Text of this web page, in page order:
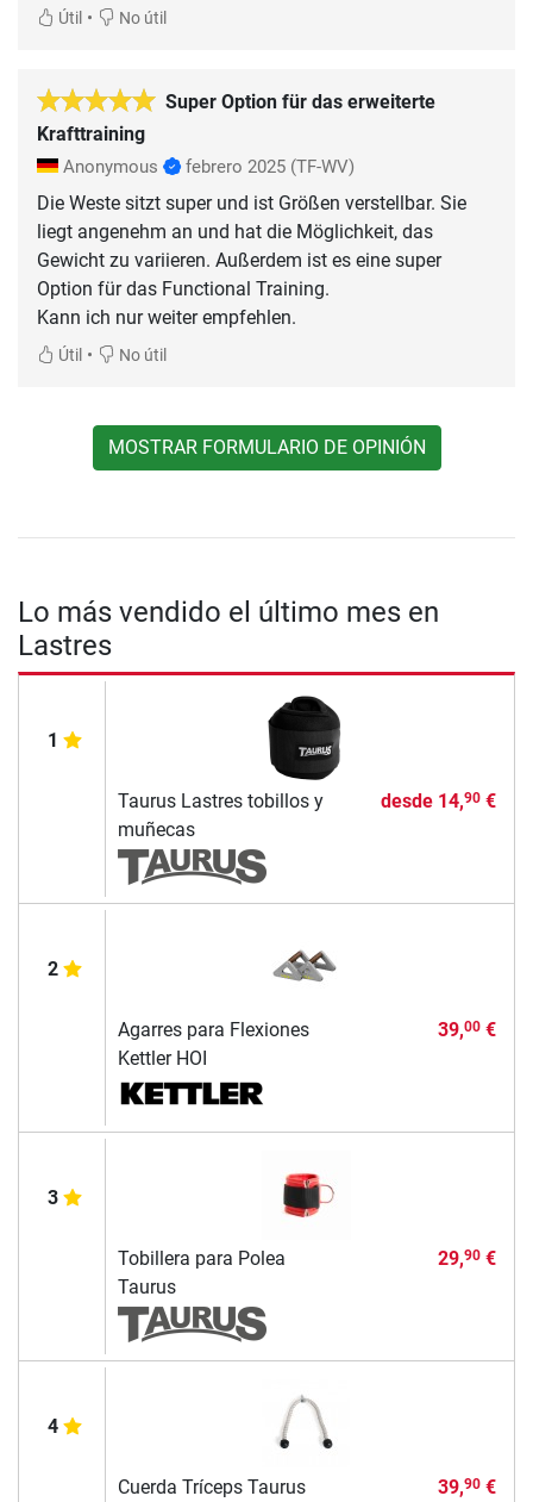
Útil • No útil
Super Option für das erweiterte
Krafttraining
Anonymous febrero 2025 (TF-WV)
Die Weste sitzt super und ist Größen verstellbar. Sie
liegt angenehm an und hat die Möglichkeit, das
Gewicht zu variieren. Außerdem ist es eine super
Option für das Functional Training.
Kann ich nur weiter empfehlen.
Útil • No útil
MOSTRAR FORMULARIO DE OPINIÓN
Lo más vendido el último mes en
Lastres
1
Taurus Lastres tobillos y
muñecas
desde 14,90€
2
Agarres para Flexiones
Kettler HOI
39,00€
3
Tobillera para Polea
Taurus
29,90€
4
Cuerda Tríceps Taurus
39,90€